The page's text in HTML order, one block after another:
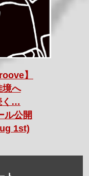
】
境へ
く…
ル公開
1st)